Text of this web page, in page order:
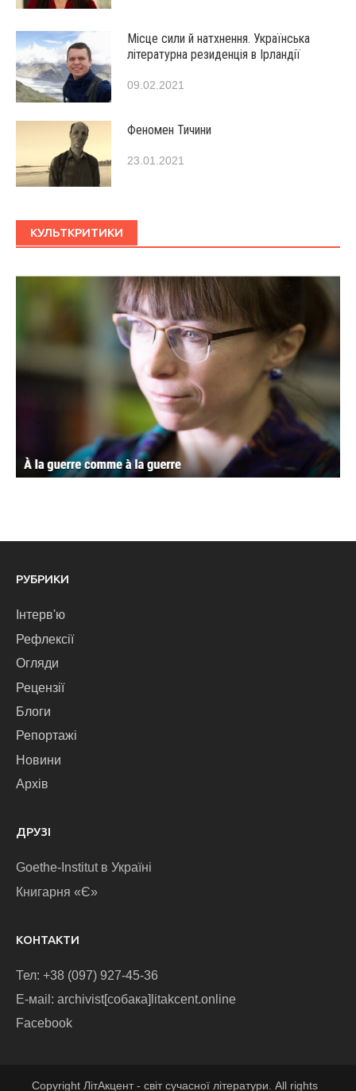
Місце сили й натхнення. Українська
літературна резиденція в Ірландії
09.02.2021
Феномен Тичини
23.01.2021
КУЛЬТКРИТИКИ
РУБРИКИ
Інтерв'ю
Рефлексії
Огляди
Рецензії
Блоги
Репортажі
Новини
Архів
ДРУЗІ
Goethe-Institut в Україні
Книгарня «Є»
КОНТАКТИ
Тел: +38 (097) 927-45-36
E-маіl: archivist[собака]litakcent.online
Facebook
Copyright ЛітАкцент - світ сучасної літератури. All rights